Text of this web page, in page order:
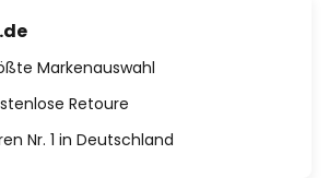
Markenauswahl
Retoure
Nr. 1 in Deutschland